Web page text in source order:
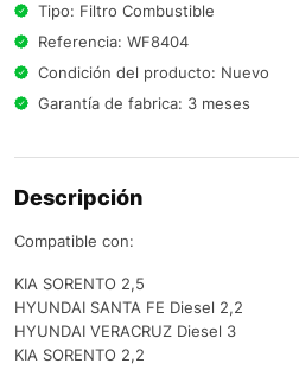
Tipo: Filtro Combustible
Referencia: WF8404
Condición del producto: Nuevo
Garantía de fabrica: 3 meses
Descripción
Compatible con:
KIA SORENTO 2,5
HYUNDAI SANTA FE Diesel 2,2
HYUNDAI VERACRUZ Diesel 3
KIA SORENTO 2,2